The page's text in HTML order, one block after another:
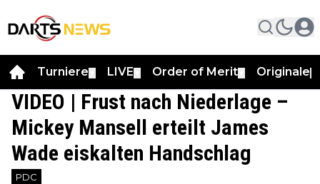
Turniere LIVE Order of Merit Originale
VIDEO | Frust nach Niederlage –
Mickey Mansell erteilt James
Wade eiskalten Handschlag
PDC